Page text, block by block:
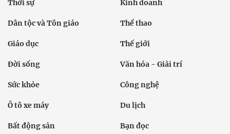
Thời sự Kinh doanh
Dân tộc và Tôn giáo Thể thao
Giáo dục Thế giới
Đời sống Văn hóa - Giải trí
Sức khỏe Công nghệ
Ô tô xe máy Du lịch
Bất động sản Bạn đọc